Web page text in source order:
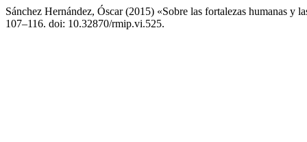
Sánchez Hernández, Óscar (2015) «Sobre las fortalezas humanas y
107–116. doi: 10.32870/rmip.vi.525.